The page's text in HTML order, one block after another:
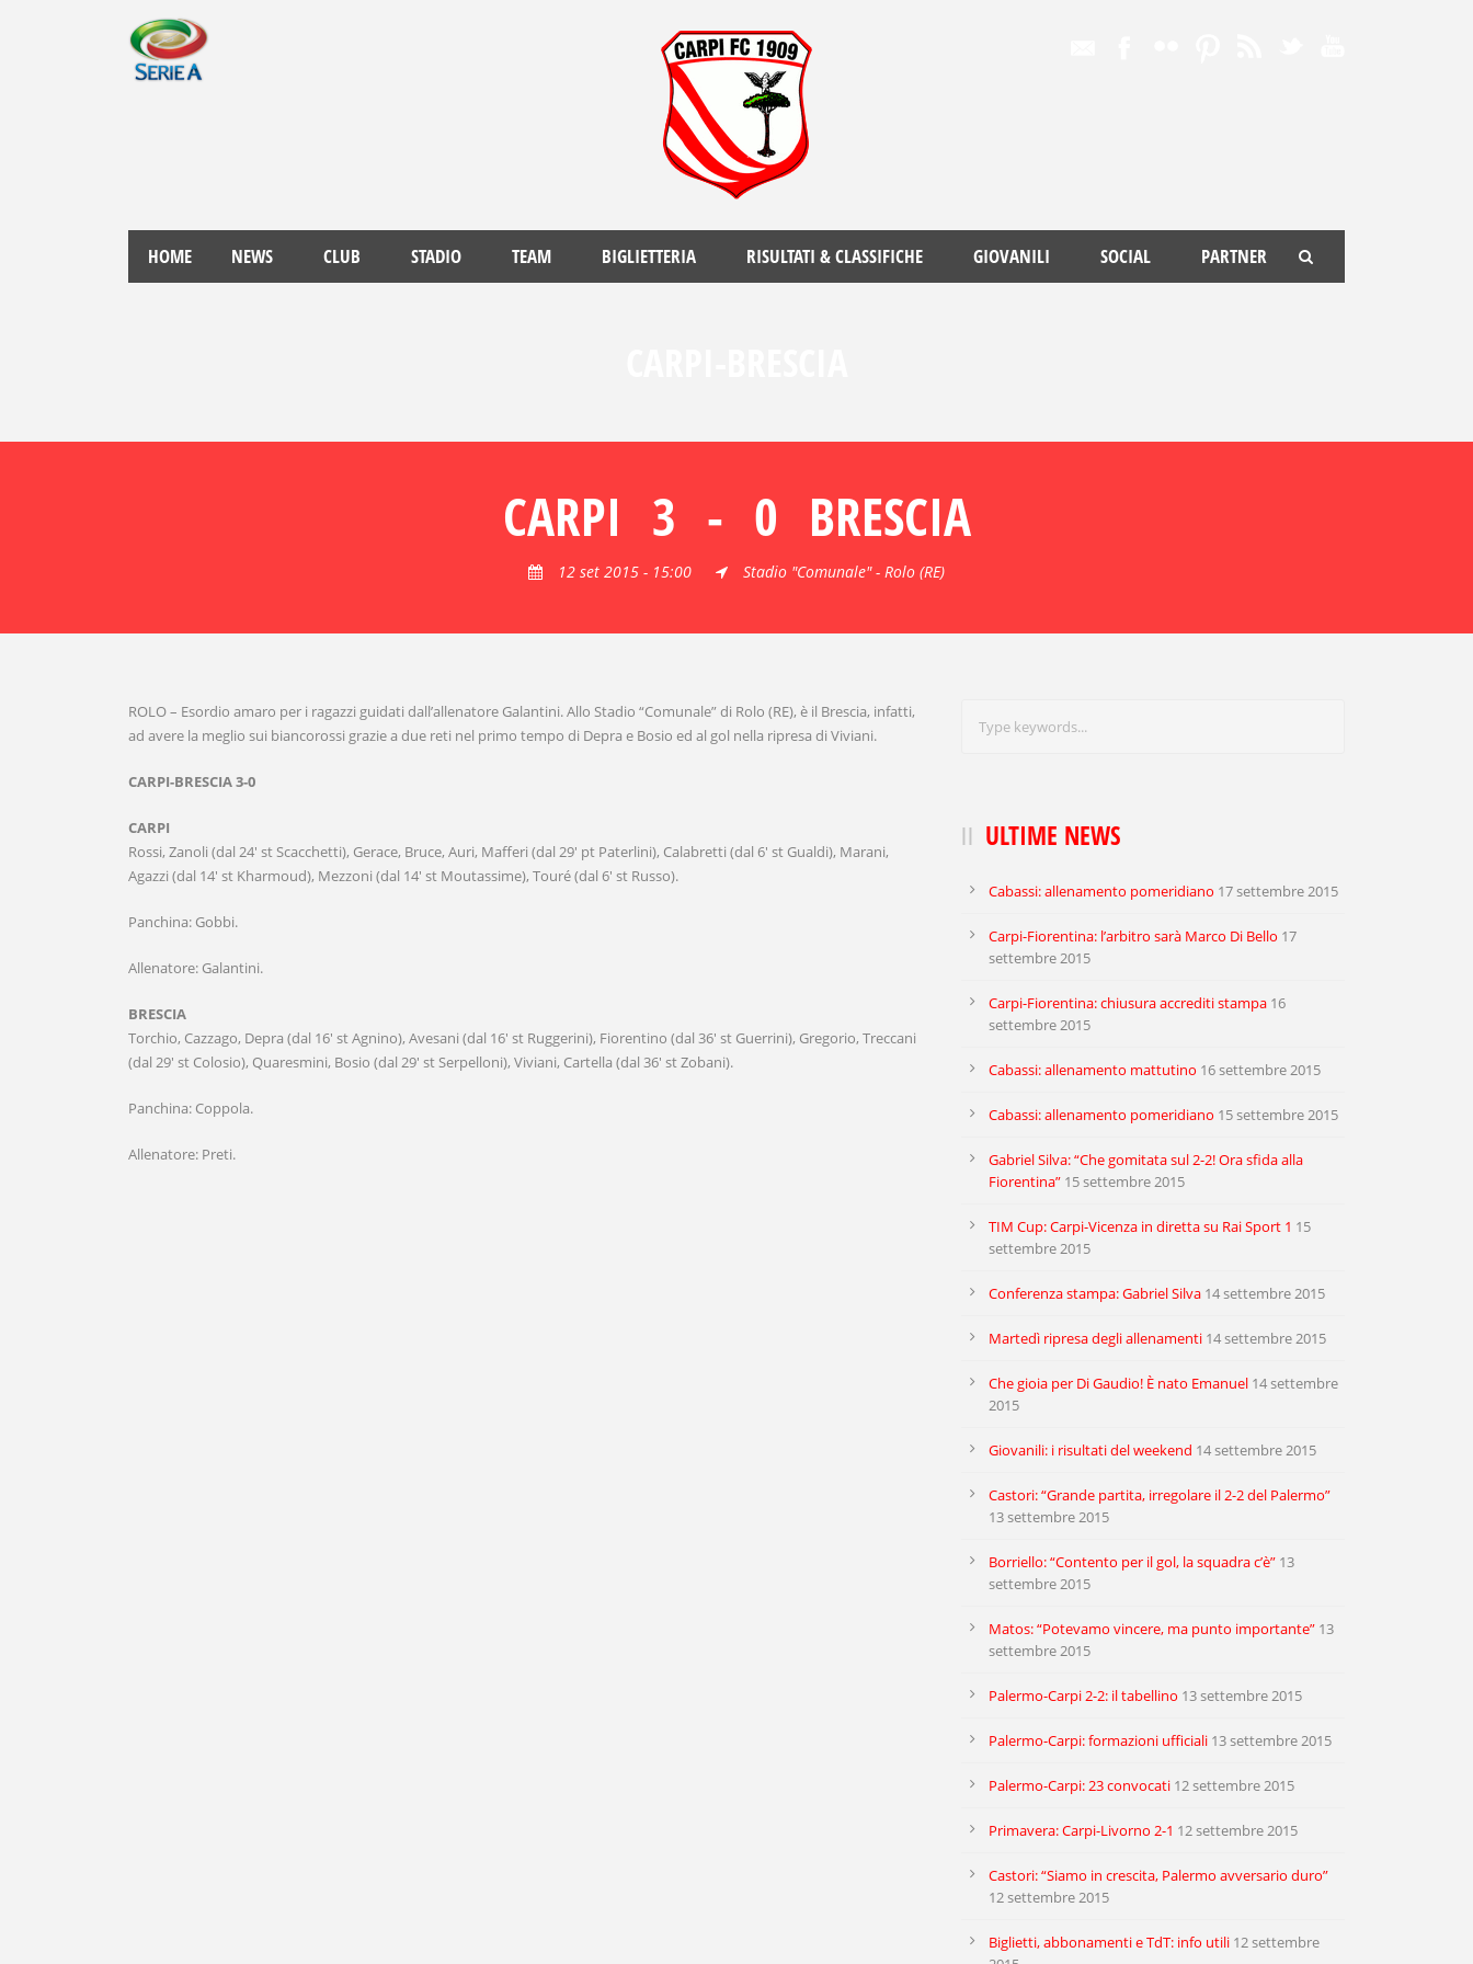
HOME NEWS CLUB STADIO TEAM BIGLIETTERIA RISULTATI & CLASSIFICHE GIOVANILI SOCIAL PARTNER
CARPI 3 - 0 BRESCIA
12 set 2015 - 15:00 Stadio "Comunale" - Rolo (RE)
ROLO – Esordio amaro per i ragazzi guidati dall’allenatore Galantini. Allo Stadio “Comunale” di Rolo (RE), è il Brescia, infatti,
ad avere la meglio sui biancorossi grazie a due reti nel primo tempo di Depra e Bosio ed al gol nella ripresa di Viviani.
CARPI-BRESCIA 3-0
CARPI
Rossi, Zanoli (dal 24′ st Scacchetti), Gerace, Bruce, Auri, Mafferi (dal 29′ pt Paterlini), Calabretti (dal 6′ st Gualdi), Marani,
Agazzi (dal 14′ st Kharmoud), Mezzoni (dal 14′ st Moutassime), Touré (dal 6′ st Russo).
Panchina: Gobbi.
Allenatore: Galantini.
BRESCIA
Torchio, Cazzago, Depra (dal 16′ st Agnino), Avesani (dal 16′ st Ruggerini), Fiorentino (dal 36′ st Guerrini), Gregorio, Treccani
(dal 29′ st Colosio), Quaresmini, Bosio (dal 29′ st Serpelloni), Viviani, Cartella (dal 36′ st Zobani).
Panchina: Coppola.
Allenatore: Preti.
ULTIME NEWS
Cabassi: allenamento pomeridiano 17 settembre 2015
Carpi-Fiorentina: l’arbitro sarà Marco Di Bello 17
settembre 2015
Carpi-Fiorentina: chiusura accrediti stampa 16
settembre 2015
Cabassi: allenamento mattutino 16 settembre 2015
Cabassi: allenamento pomeridiano 15 settembre 2015
Gabriel Silva: “Che gomitata sul 2-2! Ora sfida alla
Fiorentina” 15 settembre 2015
TIM Cup: Carpi-Vicenza in diretta su Rai Sport 1 15
settembre 2015
Conferenza stampa: Gabriel Silva 14 settembre 2015
Martedì ripresa degli allenamenti 14 settembre 2015
Che gioia per Di Gaudio! È nato Emanuel 14 settembre
2015
Giovanili: i risultati del weekend 14 settembre 2015
Castori: “Grande partita, irregolare il 2-2 del Palermo”
13 settembre 2015
Borriello: “Contento per il gol, la squadra c’è” 13
settembre 2015
Matos: “Potevamo vincere, ma punto importante” 13
settembre 2015
Palermo-Carpi 2-2: il tabellino 13 settembre 2015
Palermo-Carpi: formazioni ufficiali 13 settembre 2015
Palermo-Carpi: 23 convocati 12 settembre 2015
Primavera: Carpi-Livorno 2-1 12 settembre 2015
Castori: “Siamo in crescita, Palermo avversario duro”
12 settembre 2015
Biglietti, abbonamenti e TdT: info utili 12 settembre